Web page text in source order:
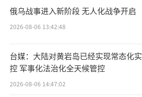
俄乌战事进入新阶段 无人化战争开启
2026-08-06 13:42:48
台媒：大陆对黄岩岛已经实现常态化实
控 军事化法治化全天候管控
2026-08-06 14:47:02